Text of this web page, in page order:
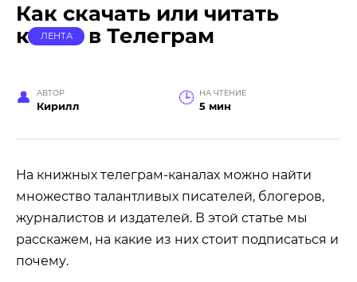
Как скачать или читать
книги в Телеграм
ЛЕНТА
АВТОР
Кирилл
НА ЧТЕНИЕ
5 мин
На книжных телеграм-каналах можно найти
множество талантливых писателей, блогеров,
журналистов и издателей. В этой статье мы
расскажем, на какие из них стоит подписаться и
почему.